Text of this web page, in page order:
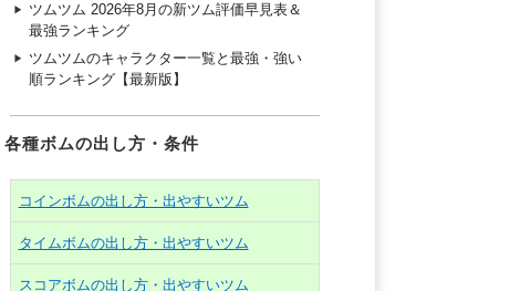
ツムツム 2026年8月の新ツム評価早見表＆
最強ランキング
ツムツムのキャラクター一覧と最強・強い
順ランキング【最新版】
各種ボムの出し方・条件
コインボムの出し方・出やすいツム
タイムボムの出し方・出やすいツム
スコアボムの出し方・出やすいツム